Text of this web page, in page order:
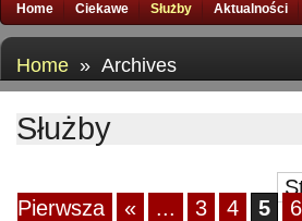
Home Ciekawe Służby Aktualności
Home » Archives
Służby
Pierwsza
« ... 3 4 5 6